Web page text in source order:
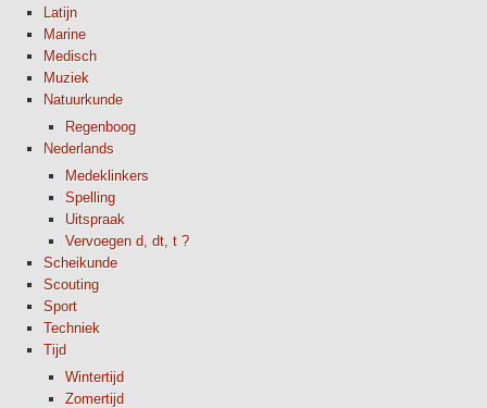
Latijn
Marine
Medisch
Muziek
Natuurkunde
Regenboog
Nederlands
Medeklinkers
Spelling
Uitspraak
Vervoegen d, dt, t ?
Scheikunde
Scouting
Sport
Techniek
Tijd
Wintertijd
Zomertijd